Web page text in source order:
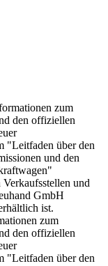
zum
den offiziellen
"Leitfaden über den
und den
und
GmbH
ist.
zum
den offiziellen
"Leitfaden über den